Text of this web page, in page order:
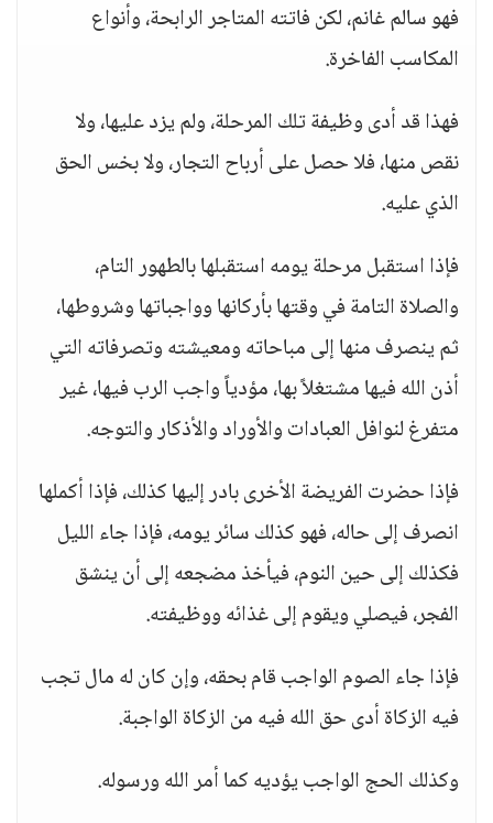
فهو سالم غانم، لكن فاتته المتاجر الرابحة، وأنواع
المكاسب الفاخرة.
فهذا قد أدى وظيفة تلك المرحلة، ولم يزد عليها، ولا
نقص منها، فلا حصل على أرباح التجار، ولا بخس الحق
الذي عليه.
فإذا استقبل مرحلة يومه استقبلها بالطهور التام،
والصلاة التامة في وقتها بأركانها وواجباتها وشروطها،
ثم ينصرف منها إلى مباحاته ومعيشته وتصرفاته التي
أذن الله فيها مشتغلاً بها، مؤدياً واجب الرب فيها، غير
متفرغ لنوافل العبادات والأوراد والأذكار والتوجه.
فإذا حضرت الفريضة الأخرى بادر إليها كذلك، فإذا أكملها
انصرف إلى حاله، فهو كذلك سائر يومه، فإذا جاء الليل
فكذلك إلى حين النوم، فيأخذ مضجعه إلى أن ينشق
الفجر، فيصلي ويقوم إلى غذائه ووظيفته.
فإذا جاء الصوم الواجب قام بحقه، وإن كان له مال تجب
فيه الزكاة أدى حق الله فيه من الزكاة الواجبة.
وكذلك الحج الواجب يؤديه كما أمر الله ورسوله.